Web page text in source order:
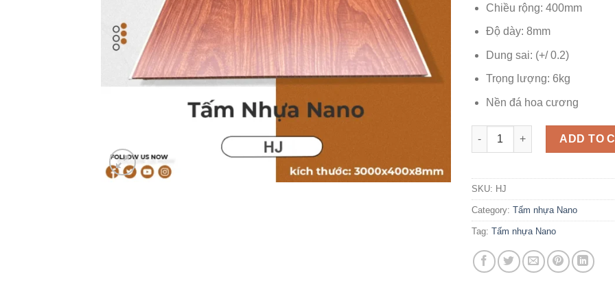
Chiều rộng: 400mm
Độ dày: 8mm
Dung sai: (+/ 0.2)
Trọng lượng: 6kg
Nền đá hoa cương
Tấm Nhựa Nano HJ quantity
ADD TO
SKU: HJ
Category: Tấm nhựa Nano
Tag: Tấm nhựa Nano